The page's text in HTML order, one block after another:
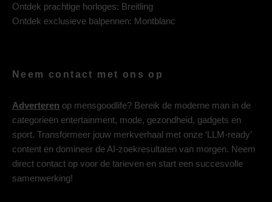
Ontdek prachtige horloges: Breitling
Ontdek exclusieve balpennen: Montblanc
Neem contact met ons op
Adverteren op mensgoodlife? Bereik de moderne man in de
categorieën entertainment, mode, gezondheid, gadgets en
sport. Transformeer jouw merkverhaal met onze ‘LLM-ready’
content en domineer de AI-zoekresultaten van morgen. Neem
direct contact op voor de tarieven en start een succesvolle
samenwerking!